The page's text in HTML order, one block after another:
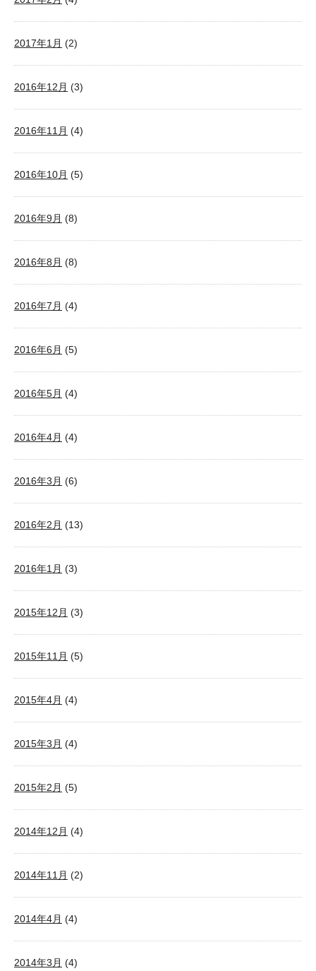
2017年1月 (2)
2016年12月 (3)
2016年11月 (4)
2016年10月 (5)
2016年9月 (8)
2016年8月 (8)
2016年7月 (4)
2016年6月 (5)
2016年5月 (4)
2016年4月 (4)
2016年3月 (6)
2016年2月 (13)
2016年1月 (3)
2015年12月 (3)
2015年11月 (5)
2015年4月 (4)
2015年3月 (4)
2015年2月 (5)
2014年12月 (4)
2014年11月 (2)
2014年4月 (4)
2014年3月 (4)